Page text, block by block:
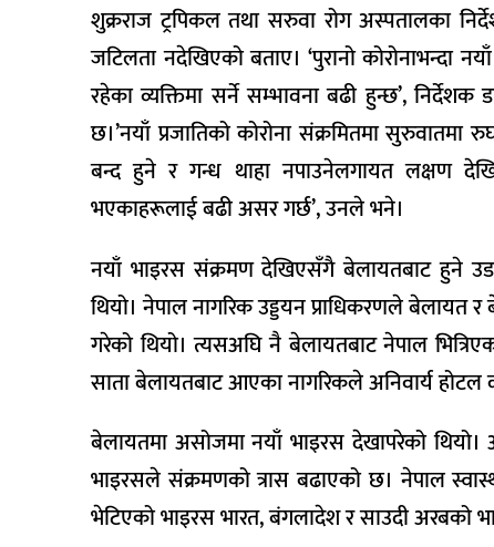
शुक्रराज ट्रपिकल तथा सरुवा रोग अस्पतालका
जटिलता नदेखिएको बताए। ‘पुरानो कोरोनाभन्दा
रहेका व्यक्तिमा सर्ने सम्भावना बढी हुन्छ’,
छ।’नयाँ प्रजातिको कोरोना संक्रमितमा
बन्द हुने र गन्ध थाहा नपाउनेलगायत लक्षण देखिने
भएकाहरूलाई बढी असर गर्छ’, उनले भने।
नयाँ भाइरस संक्रमण देखिएसँगै बेलायतबाट हुने
थियो। नेपाल नागरिक उड्डयन प्राधिकरणले बेलायत
गरेको थियो। त्यसअघि नै बेलायतबाट नेपाल
साता बेलायतबाट आएका नागरिकले अनिवार्य होटल
बेलायतमा असोजमा नयाँ भाइरस देखापरेको
भाइरसले संक्रमणको त्रास बढाएको छ। नेपाल
भेटिएको भाइरस भारत, बंगलादेश र साउदी अरबको